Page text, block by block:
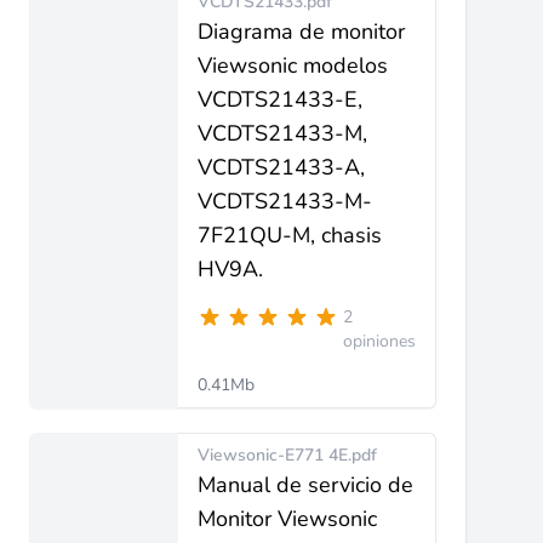
Diagrama de monitor
Viewsonic modelos
VCDTS21433-E,
VCDTS21433-M,
VCDTS21433-A,
VCDTS21433-M-
7F21QU-M, chasis
HV9A.
2
opiniones
0.41Mb
Viewsonic-E771 4E.pdf
Manual de servicio de
Monitor Viewsonic